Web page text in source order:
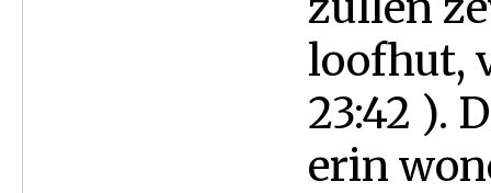
loofhut,
23:42 ).
erin